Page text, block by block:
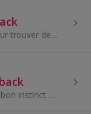
Groupon est le site idéal pour trouver des offres exceptionnelles et des deals autour de chez vous.
NICHE BEAUTY combine le bon instinct pour les tendances, les innovations et l’exclusivité. La boutique de beauté en ligne propose des produits, mar...